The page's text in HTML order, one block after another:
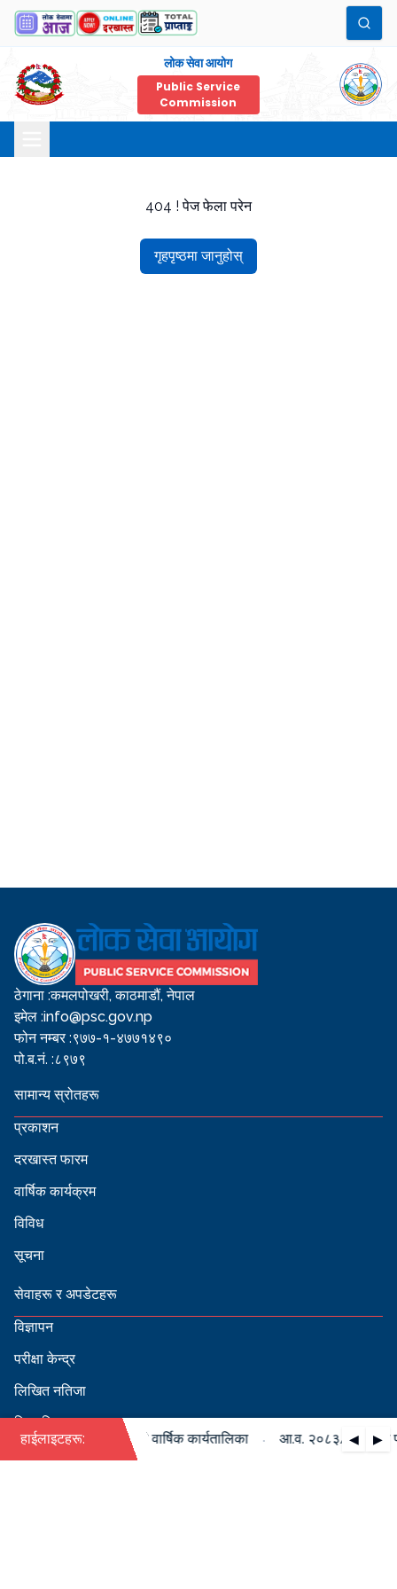
लोक सेवा आयोग
Public Service
Commission
404 ! पेज फेला परेन
गृहपृष्ठमा जानुहोस्
ठेगाना :कमलपोखरी, काठमाडौं, नेपाल
इमेल :info@psc.gov.np
फोन नम्बर :९७७-१-४७७१४९०
पो.ब.नं. :८९७९
सामान्य स्रोतहरू
प्रकाशन
दरखास्त फारम
वार्षिक कार्यक्रम
विविध
सूचना
सेवाहरू र अपडेटहरू
विज्ञापन
परीक्षा केन्द्र
लिखित नतिजा
सिफारिस
हाईलाइटहरू: ◀ ▶
०८४ को पदपूर्ति सम्बन्धी वार्षिक कार्यतालिका आ.व. २०८३/०८४ को